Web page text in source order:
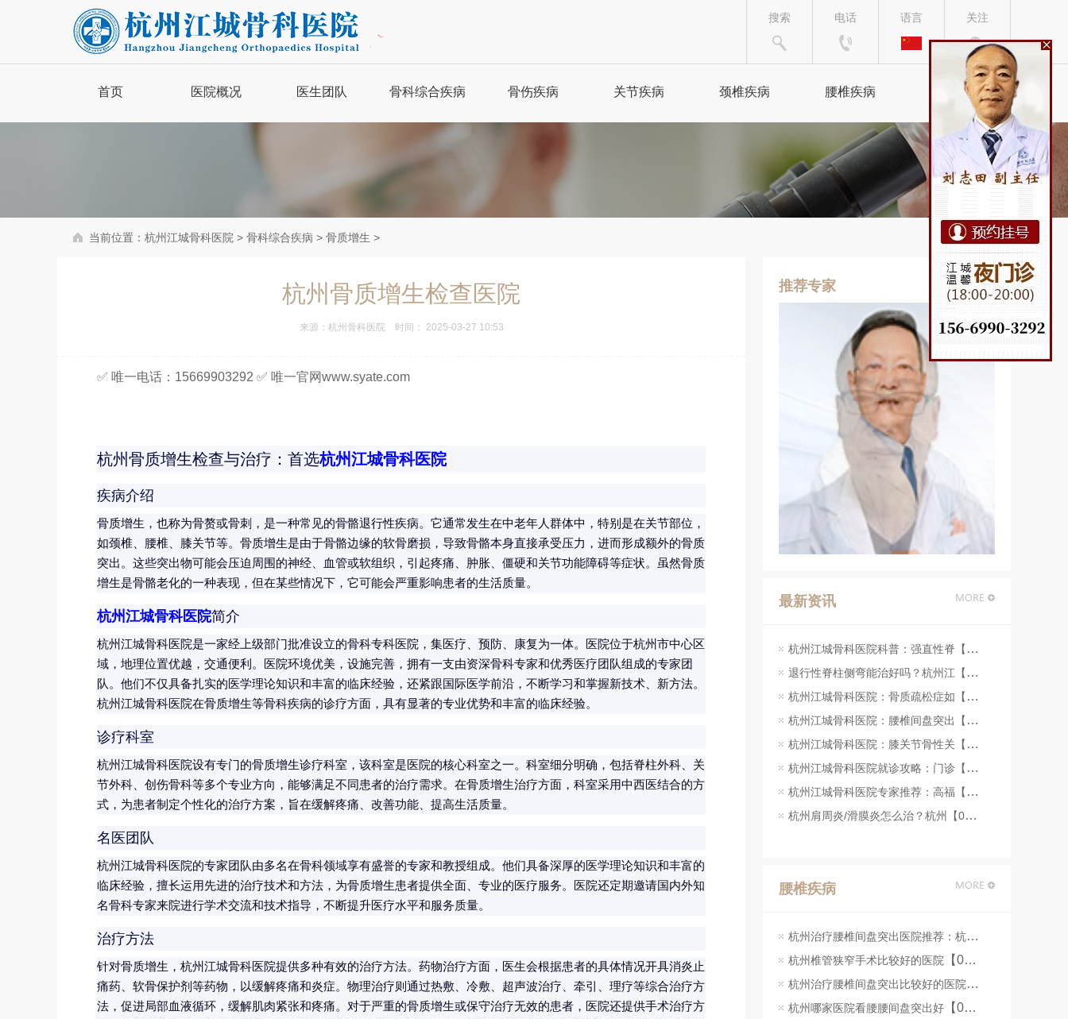
搜索 电话 语言 关注
首页 医院概况 医生团队 骨科综合疾病 骨伤疾病 关节疾病 颈椎疾病
颈腰综合症
腰椎疾病
腰椎间盘突出
腰椎病
来院路线
当前位置： 杭州江城骨科医院 > 骨科综合疾病 > 骨质增生 >
杭州骨质增生检查医院
来源： 杭州骨科医院时间： 2025-03-27 10:53
✅ 唯一电话：15669903292 ✅ 唯一官网www.syate.com
杭州骨质增生检查与治疗：首选杭州江城骨科医院
疾病介绍
骨质增生，也称为骨赘或骨刺，是一种常见的骨骼退行性疾病。它通常发生在中老年人群体中，特别是在关节部位，
如颈椎、腰椎、膝关节等。骨质增生是由于骨骼边缘的软骨磨损，导致骨骼本身直接承受压力，进而形成额外的骨质
突出。这些突出物可能会压迫周围的神经、血管或软组织，引起疼痛、肿胀、僵硬和关节功能障碍等症状。虽然骨质
增生是骨骼老化的一种表现，但在某些情况下，它可能会严重影响患者的生活质量。
杭州江城骨科医院简介
杭州江城骨科医院是一家经上级部门批准设立的骨科专科医院，集医疗、预防、康复为一体。医院位于杭州市中心区
域，地理位置优越，交通便利。医院环境优美，设施完善，拥有一支由资深骨科专家和优秀医疗团队组成的专家团
队。他们不仅具备扎实的医学理论知识和丰富的临床经验，还紧跟国际医学前沿，不断学习和掌握新技术、新方法。
杭州江城骨科医院在骨质增生等骨科疾病的诊疗方面，具有显著的专业优势和丰富的临床经验。
诊疗科室
杭州江城骨科医院设有专门的骨质增生诊疗科室，该科室是医院的核心科室之一。科室细分明确，包括脊柱外科、关
节外科、创伤骨科等多个专业方向，能够满足不同患者的治疗需求。在骨质增生治疗方面，科室采用中西医结合的方
式，为患者制定个性化的治疗方案，旨在缓解疼痛、改善功能、提高生活质量。
名医团队
杭州江城骨科医院的专家团队由多名在骨科领域享有盛誉的专家和教授组成。他们具备深厚的医学理论知识和丰富的
临床经验，擅长运用先进的治疗技术和方法，为骨质增生患者提供全面、专业的医疗服务。医院还定期邀请国内外知
名骨科专家来院进行学术交流和技术指导，不断提升医疗水平和服务质量。
治疗方法
针对骨质增生，杭州江城骨科医院提供多种有效的治疗方法。药物治疗方面，医生会根据患者的具体情况开具消炎止
痛药、软骨保护剂等药物，以缓解疼痛和炎症。物理治疗则通过热敷、冷敷、超声波治疗、牵引、理疗等综合治疗方
法，促进局部血液循环，缓解肌肉紧张和疼痛。对于严重的骨质增生或保守治疗无效的患者，医院还提供手术治疗方
推荐专家
最新资讯
杭州江城骨科医院科普：强直性脊【07-23】
退行性脊柱侧弯能治好吗？杭州江【07-23】
杭州江城骨科医院：骨质疏松症如【07-23】
杭州江城骨科医院：腰椎间盘突出【07-23】
杭州江城骨科医院：膝关节骨性关【07-23】
杭州江城骨科医院就诊攻略：门诊【07-22】
杭州江城骨科医院专家推荐：高福【07-22】
杭州肩周炎/滑膜炎怎么治？杭州【07-22】
腰椎疾病
杭州治疗腰椎间盘突出医院推荐：杭州江城骨科医院脊柱微创手术解析
杭州椎管狭窄手术比较好的医院 【07-08】
杭州治疗腰椎间盘突出比较好的医院
【07-07】
杭州哪家医院看腰腰间盘突出好 【06-26】